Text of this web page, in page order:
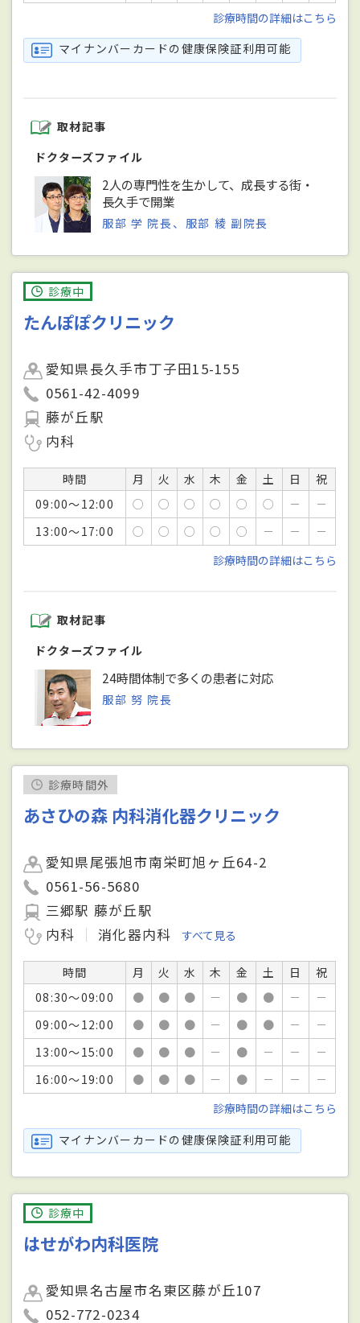
診療時間の詳細はこちら
マイナンバーカードの健康保険証利用可能
取材記事
ドクターズファイル
2人の専門性を生かして、成長する街・
長久手で開業
服部 学 院長、服部 綾 副院長
診療中
たんぽぽクリニック
愛知県長久手市丁子田15-155
0561-42-4099
藤が丘駅
内科
時間 月 火 水 木 金 土 日
祝
09:00～12:00
○ ○ ○ ○ ○ ○ －
－
13:00～17:00
○ ○ ○ ○ ○ － －
－
診療時間の詳細はこちら
取材記事
ドクターズファイル
24時間体制で多くの患者に対応
服部 努 院長
診療時間外
あさひの森 内科消化器クリニック
愛知県尾張旭市南栄町旭ヶ丘64-2
0561-56-5680
三郷駅 藤が丘駅
内科
消化器内科 すべて見る
時間 月 火 水 木 金 土 日
祝
08:30～09:00
● ● ● － ● ● －
－
09:00～12:00
● ● ● － ● ● －
－
13:00～15:00
● ● ● － ● － －
－
16:00～19:00
● ● ● － ● － －
－
診療時間の詳細はこちら
マイナンバーカードの健康保険証利用可能
診療中
はせがわ内科医院
愛知県名古屋市名東区藤が丘107
052-772-0234